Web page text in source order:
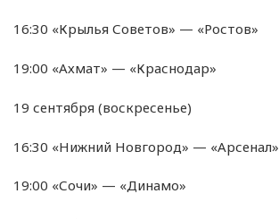
16:30 «Крылья Советов» — «Ростов»
19:00 «Ахмат» — «Краснодар»
19 сентября (воскресенье)
16:30 «Нижний Новгород» — «Арсенал»
19:00 «Сочи» — «Динамо»